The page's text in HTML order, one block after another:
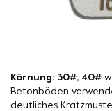
Körnung: 30#, 40#
Betonböden
deutliches